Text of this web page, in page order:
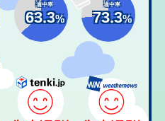
適中率
63.3%
適中率
73.3%